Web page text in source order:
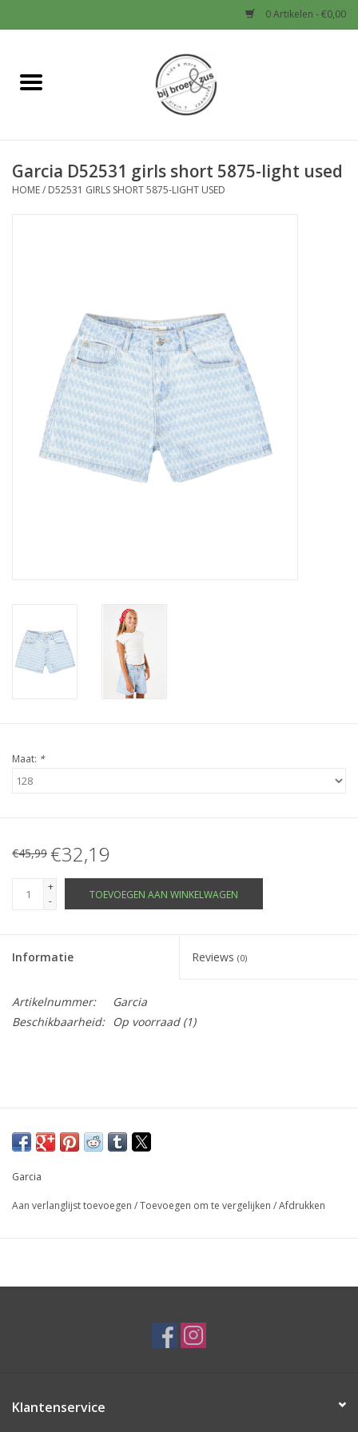
0 Artikelen - €0,00
Home
Baby
Schoenen en Tassen
Speelgoed
Cadeaubonnen
Garcia D52531 girls short 5875-light used
HOME/ D52531 GIRLS SHORT 5875-LIGHT USED
Maat: *
€45,99 €32,19
+
-
TOEVOEGEN AAN WINKELWAGEN
Informatie Reviews (0)
Artikelnummer:
Garcia
Beschikbaarheid:
Op voorraad(1)
Garcia
Aan verlanglijst toevoegen /Toevoegen om te vergelijken /Afdrukken
Klantenservice